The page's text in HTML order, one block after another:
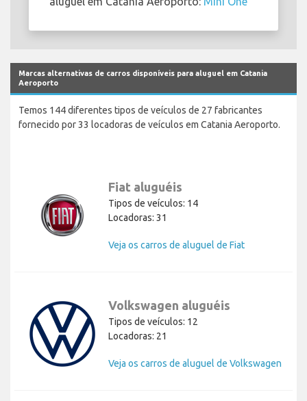
Marcas alternativas de carros disponíveis para aluguel em Catania
Aeroporto
Temos 144 diferentes tipos de veículos de 27 fabricantes
fornecido por 33 locadoras de veículos em Catania Aeroporto.
Fiat aluguéis
Tipos de veículos: 14
Locadoras: 31
Veja os carros de aluguel de Fiat
Volkswagen aluguéis
Tipos de veículos: 12
Locadoras: 21
Veja os carros de aluguel de Volkswagen